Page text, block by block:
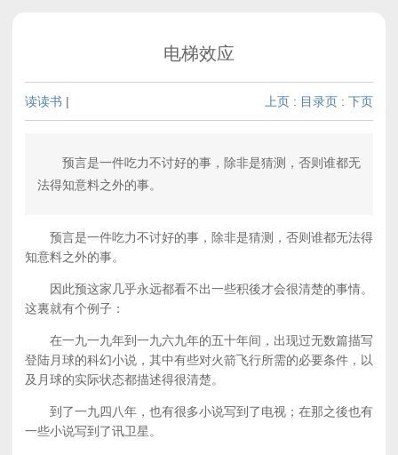
电梯效应
读读书 | 上页 : 目录页 : 下页
预言是一件吃力不讨好的事，除非是猜测，否则谁都无
法得知意料之外的事。
预言是一件吃力不讨好的事，除非是猜测，否则谁都无法得
知意料之外的事。
因此预这家几乎永远都看不出一些积後才会很清楚的事情。
这裏就有个例子：
在一九一九年到一九六九年的五十年间，出现过无数篇描写
登陆月球的科幻小说，其中有些对火箭飞行所需的必要条件，以
及月球的实际状态都描述得很清楚。
到了一九四八年，也有很多小说写到了电视；在那之後也有
一些小说写到了讯卫星。